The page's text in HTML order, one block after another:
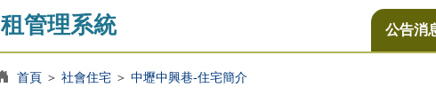
管理系統 公告消
首頁＞ 社會住宅＞ 中壢中興巷-住宅簡介